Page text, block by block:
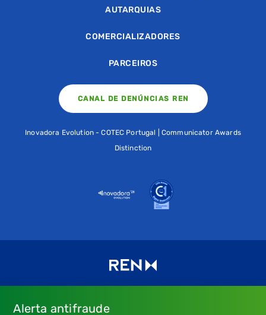
AUTARQUIAS
COMERCIALIZADORES
PARCEIROS
CANAL DE DENÚNCIAS REN
Inovadora Evolution - COTEC Portugal | Communicator Awards
Distinction
Alerta antifraude